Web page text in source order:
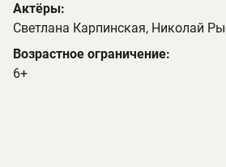
Актёры:
Светлана Карпинская, Николай
Возрастное ограничение:
6+